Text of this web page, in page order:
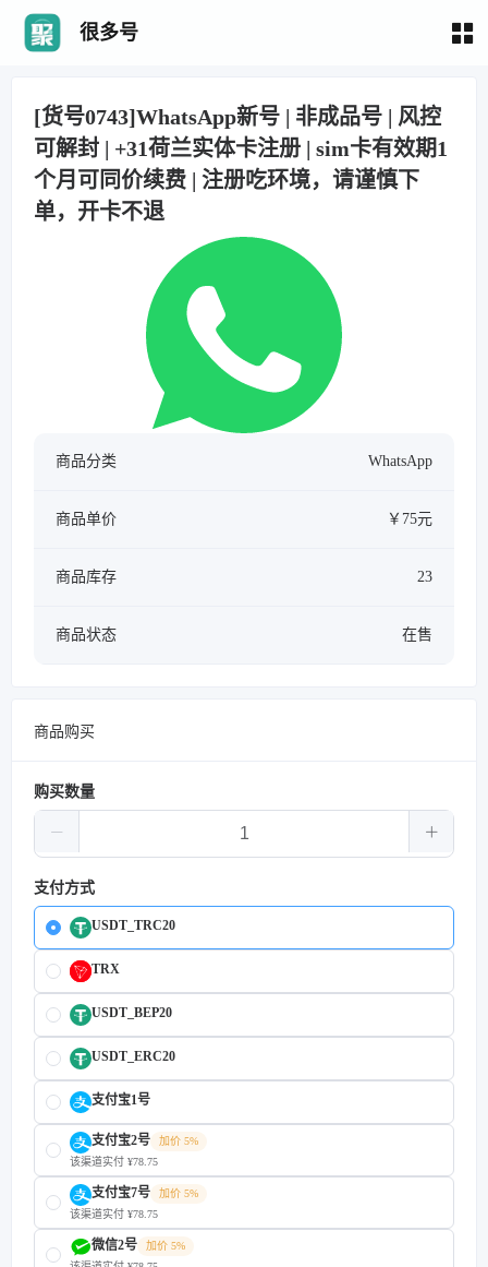
很多号
[货号0743]WhatsApp新号 | 非成品号 | 风控
可解封 | +31荷兰实体卡注册 | sim卡有效期1
个月可同价续费 | 注册吃环境，请谨慎下
单，开卡不退
商品分类 WhatsApp
商品单价 ￥75元
商品库存 23
商品状态 在售
商品购买
购买数量
支付方式
USDT_TRC20
TRX
USDT_BEP20
USDT_ERC20
支付宝1号
支付宝2号
加价 5%
该渠道实付 ¥78.75
支付宝7号
加价 5%
该渠道实付 ¥78.75
微信2号
加价 5%